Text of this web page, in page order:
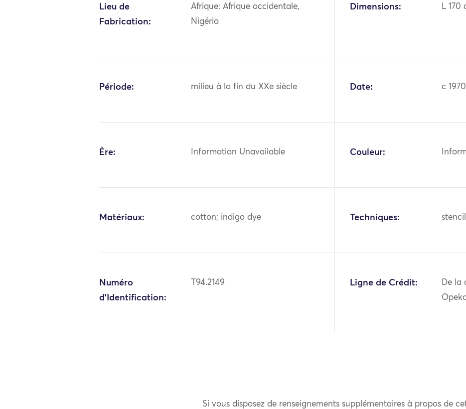
Lieu de
Fabrication:
Afrique: Afrique occidentale,
Nigéria
Dimensions: L 170
Période: milieu à la fin du XXe siècle Date: c 1970
Ère: Information Unavailable Couleur:
Matériaux: cotton; indigo dye Techniques:
Numéro
d'Identification:
T94.2149 Ligne de Crédit:
De la
Si vous disposez de renseignements supplémentaires à propos de